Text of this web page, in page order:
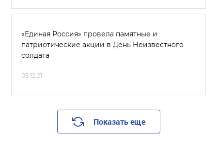
«Единая Россия» провела памятные и
патриотические акции в День Неизвестного
солдата
03.12.21
Показать еще